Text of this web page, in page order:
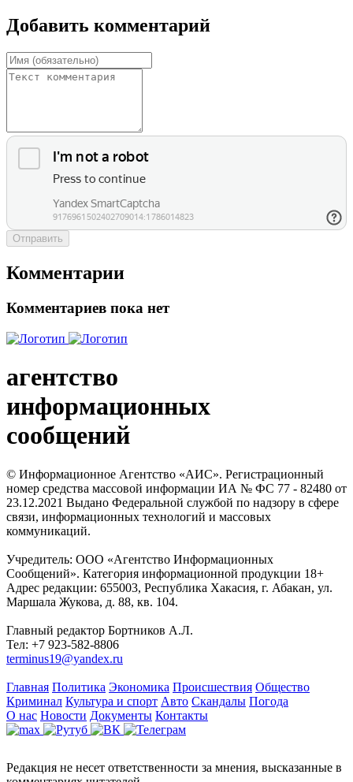
Добавить комментарий
Отправить
Комментарии
Комментариев пока нет
агентство
информационных
сообщений
© Информационное Агентство «АИС». Регистрационный
номер средства массовой информации ИА № ФС 77 - 82480 от
23.12.2021 Выдано Федеральной службой по надзору в сфере
связи, информационных технологий и массовых
коммуникаций.
Учредитель: ООО «Агентство Информационных
Сообщений». Категория информационной продукции 18+
Адрес редакции: 655003, Республика Хакасия, г. Абакан, ул.
Маршала Жукова, д. 88, кв. 104.
Главный редактор Бортников А.Л.
Тел: +7 923-582-8806
terminus19@yandex.ru
Главная Политика Экономика Происшествия Общество
Криминал Культура и спорт Авто Скандалы Погода
О нас Новости Документы Контакты
Редакция не несет ответственности за мнения, высказанные в